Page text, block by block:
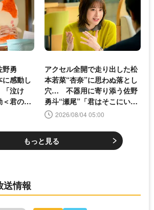
野勇
に感動し
泣け
＜君の好
アクセル全開で走り出した松
本若菜“杏奈”に思わぬ落とし
穴… 不器用に寄り添う佐野
勇斗“瀬尾”「君はそこにい
る」＜君の好きは無敵＞
2026/08/04 05:00
もっと見る
送情報